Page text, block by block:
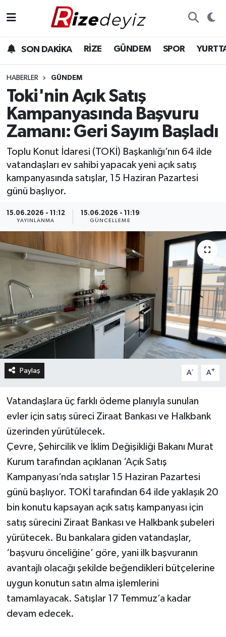
SON DAKİKA RİZE GÜNDEM SPOR
HABERLER GÜNDEM
Toki'nin Açık Satış
Kampanyasında Başvuru
Zamanı: Geri Sayım Başladı
Toplu Konut İdaresi (TOKİ) Başkanlığı’nın 64 ilde
vatandaşları ev sahibi yapacak yeni açık satış
kampanyasında satışlar, 15 Haziran Pazartesi
günü başlıyor.
15.06.2026 - 11:12
YAYINLANMA
15.06.2026 - 11:19
GÜNCELLEME
Paylaş A- A+
Vatandaşlara üç farklı ödeme planıyla sunulan
evler için satış süreci Ziraat Bankası ve Halkbank
üzerinden yürütülecek.
Çevre, Şehircilik ve İklim Değişikliği Bakanı Murat
Kurum tarafından açıklanan ‘Açık Satış
Kampanyası’nda satışlar 15 Haziran Pazartesi
günü başlıyor. TOKİ tarafından 64 ilde yaklaşık 20
bin konutu kapsayan açık satış kampanyası için
satış sürecini Ziraat Bankası ve Halkbank şubeleri
yürütecek. Bu bankalara giden vatandaşlar,
‘başvuru önceliğine’ göre, yani ilk başvuranın
avantajlı olacağı şekilde beğendikleri bütçelerine
uygun konutun satın alma işlemlerini
tamamlayacak. Satışlar 17 Temmuz’a kadar
devam edecek.
Gündem
Yurttan Haberler
Ekonomi
Sağlık
Rize Hava Durumu
Rize Trafik Yoğunluk Haritası
Süper Lig Puan Durumu ve Fikstür
Son Dakika Haberleri
Haber Arşivi